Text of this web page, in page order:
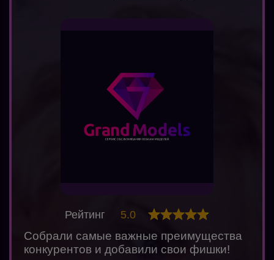
Собрали самые важные преимущества
конкурентов и добавили свои фишки!
Рейтинг 5.0